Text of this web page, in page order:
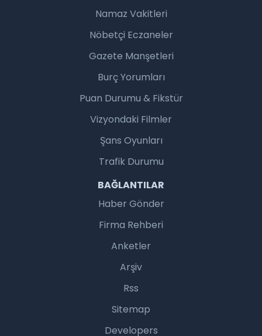
Namaz Vakitleri
Nöbetçi Eczaneler
Gazete Manşetleri
Burç Yorumları
Puan Durumu & Fikstür
Vizyondaki Filmler
Şans Oyunları
Trafik Durumu
BAĞLANTILAR
Haber Gönder
Firma Rehberi
Anketler
Arşiv
Rss
Sitemap
Developers